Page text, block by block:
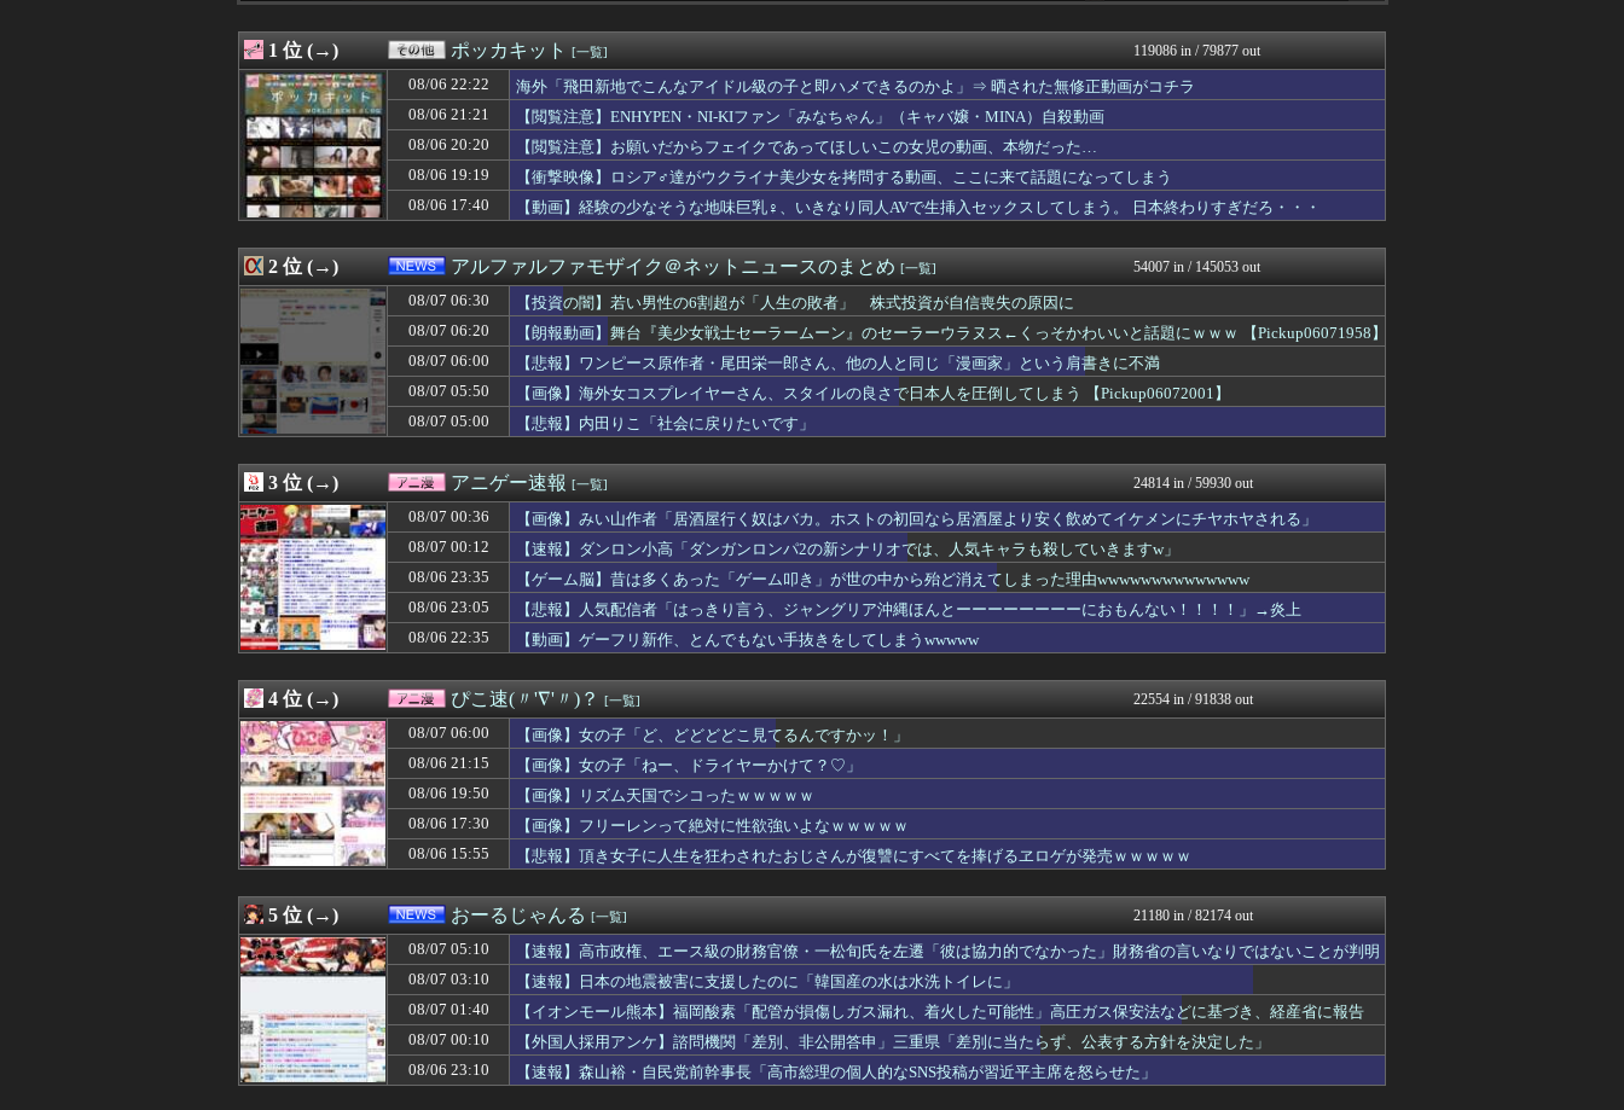
08/07 06:25
【悲報】パパ活でセッ○スしてきた結果ｗｗｗｗｗｗｗｗwwww
バズッター速報
08/07 06:24
店員さんにタメ口するやつｗｗｗｗｗｗｗｗｗｗｗｗｗｗｗｗｗｗｗｗｗｗｗｗ
まとめたニュース
08/07 06:22
シングルファーザーワイ、子供の担任と朝を迎える
はーとログ
08/07 06:21
アルゼンチンのファン、W杯決勝の再試合を求める署名活動を開始ｗｗｗ
Samurai GOAL
08/07 06:20
【朗報動画】舞台『美少女戦士セーラームーン』のセーラーウラヌス←くっそかわいい...
08/07 06:18
【朗報】幽遊白書の戸愚呂弟さん、地獄で最も過酷な冥獄界を選ぶｗｗｗ
08/07 06:18
【画像】田中みな実さんの妊娠後の胸がヤバいことになってる
アナ速‐女子アナ画像速報
08/07 06:18
【質問】ゴールデンに冠番組を持つ女アイドルがいないのは何故なのか？
AKB48タイムズ（AKB...
08/07 06:15
行方不明になった子の名前が「大和」だと知った。その名前について考えた結果、ネッ...
鬼女の宅配便 - 修羅場・...
08/07 06:12
【速報】影山優佳（25）、『爆弾発言』キタァアアアアアーーーーー！！
NEWSまとめもりー｜2c...
08/07 06:12
予定より早めに家に帰宅。リビングに「裸の嫁」と男がいた。まさかの不倫現場に遭遇...
浮気ちゃんねる
08/07 06:12
スタンミ「ジャングリア行ってきたんだけどほんとーーーにおもんない！！！！」
08/07 06:11
片山さつき（67）ちゃんの防災服ｗｗｗｗｗｗｗｗｗｗｗｗｗｗｗｗｗｗｗ（画像あ...
mashlife通信
08/07 06:10
【画像】女優・夏菜、ロンハーで無防備パンチラ
まとめ芸能＠美女画像まとめ...
08/07 06:10
【衝撃】21歳女が17歳のセイトの赤ちゃん妊娠→その理由がこれｗｗｗｗ
気団まとめ-噫無情-｜嫁・...
08/07 06:09
【8月7日発売決定】待望の新作がついに登場！ホロライブメンバーたちが熱い戦いを...
トレンドの通り道
08/07 06:09
【画像】ニートワイが親に送ったブチギレLINEがこちら
ぶる速-VIP
08/07 06:09
川上産業株式会社が10月よりプチプチ株式会社に社名変更
08/07 06:07
【悲報】札幌オリンピック、８割が賛成・・・・
あじあニュースちゃんねる
08/07 06:06
亡き母からの借金を半分しか返していない叔父がさらに金を貸してほしいと訪ねてきた...
修羅場ライフ速報
08/07 06:05
【画像あり】JC2「え、待って私の足長くない？（ﾊﾟｼｬﾘｗｗｗｗｗｗｗｗｗ)...
不思議.net - 5ch...
08/07 06:05
【動画】あのちゃん、放送事故を起こしてしまうｗｗｗｗｗｗｗ
女子アナお宝画像速報－5c...
08/07 06:05
【朗報】ジャンプが最も売れた1995年新年3・4合併号に載ってる作品がこちらｗ...
わんこーる速報！
08/07 06:05
毎日暑いから雪に関連する映画でも観ようと「生きてこそ」を借りたのね
子育てちゃんねる
08/07 06:05
パラノマサイトっていうゲームを2作連続クリアした
カンダタ速報
08/07 06:03
【緊急速報】韓国サッカー協会、ガチでワールドカップ予選での審判への性接待がバレ...
【サッカー まとめ】サカラ...
08/07 06:03
【画像】お前の姉ちゃんがこんなパンティみたいな服を着てきたらどうする？
08/07 06:01
【悲報】射殺されたオッサン、最近母を亡くして精神的ショックを受けていたと判明・...
VIPPER速報
08/07 06:01
【ウマ娘】あの目をしているドンちゃん。「どんどん美味しく実る…♡」
ウマ娘まとめ速報うまろぐ
08/07 06:00
覇権漫画ワンピースの主人公モンキー・D・ルフィさん、変わり果てた姿で発見される...
08/07 06:00
【FGO】チャイナドレス バーヴァン・シー Fate/GrandOrderのイ...
FGOまとめ速報
08/07 06:00
【ウルトラマン】ウルサマ後期のステージ観てきたんだけど
08/07 06:00
【遊戯王情報】闘いのロード 孔雀舞「城之内克也戦」紹介
08/07 06:00
ミノルのRUST配信見てたけど、マジでたいじリスナー民度低すぎだろ…
08/07 06:00
昨季60本塁打・OPS.948の『カル・ローリー』さんの今季の成績
日刊やきう速報
08/07 06:00
【画像】女の子「ど、どどどどこ見てるんですかッ！」
ぴこ速(〃'∇'〃)？
08/07 06:00
ワイの職場の後輩女子、かわいくていい匂いするけどマジでとんでもなく無能
キニ速
08/07 06:00
【悲報】ワンピース原作者・尾田栄一郎さん、他の人と同じ「漫画家」という肩書きに...
アルファルファモザイク＠ネ...
08/07 06:00
ストーリーをクリアした後が本番みたいなゲーム教えてくれ
ああ言えばForYou
08/07 06:00
長男嫁が「お姉ちゃん助けて」と電話してきた。バカトメが、雪の中うちの息子に会い...
かぞくちゃんねる
【会社】川上産業株式会社が10月よりプチプチ株式会社に社名変更
みそパンNEWS
08/07 06:00
【日本ハム】堀瑞輝「この場面で任せる監督が悪いと思って」火消し成功で3勝目
ファイターズ王国＠日ハムま...
08/07 06:00
【ラブライブ！】侑ちゃんもミアちゃん(14歳)に押し倒されるくらい弱いんだよね...
コンテンツ・声優 | ラブ...
08/07 05:58
佐久間宣行『（井上和に対して）あの子売れますよ』
乃木坂46まとめ 乃木りん...
08/07 05:55
中国人22人がタイの空港で搭乗拒否される、警備員が「つり目」ジェスチャー―香港...
国難にあってもの申す！！
1 位 (→) ポッカキット [一覧] 119086 in / 79877 out
08/06 22:22
海外「飛田新地でこんなアイドル級の子と即ハメできるのかよ」⇒ 晒された無修正動画がコチラ
08/06 21:21
【閲覧注意】ENHYPEN・NI-KIファン「みなちゃん」（キャバ嬢・MINA）自殺動画
08/06 20:20
【閲覧注意】お願いだからフェイクであってほしいこの女児の動画、本物だった…
08/06 19:19
【衝撃映像】ロシア♂達がウクライナ美少女を拷問する動画、ここに来て話題になってしまう
08/06 17:40
【動画】経験の少なそうな地味巨乳♀、いきなり同人AVで生挿入セックスしてしまう。 日本終わりすぎだろ・・・
2 位 (→) アルファルファモザイク＠ネットニュースのまとめ [一覧] 54007 in / 145053 out
08/07 06:30
【投資の闇】若い男性の6割超が「人生の敗者」 株式投資が自信喪失の原因に
08/07 06:20
【朗報動画】舞台『美少女戦士セーラームーン』のセーラーウラヌス←くっそかわいいと話題にｗｗｗ 【Pickup06071958】
08/07 06:00
【悲報】ワンピース原作者・尾田栄一郎さん、他の人と同じ「漫画家」という肩書きに不満
08/07 05:50
【画像】海外女コスプレイヤーさん、スタイルの良さで日本人を圧倒してしまう 【Pickup06072001】
08/07 05:00
【悲報】内田りこ「社会に戻りたいです」
3 位 (→) アニゲー速報 [一覧] 24814 in / 59930 out
08/07 00:36
【画像】みい山作者「居酒屋行く奴はバカ。ホストの初回なら居酒屋より安く飲めてイケメンにチヤホヤされる」
08/07 00:12
【速報】ダンロン小高「ダンガンロンパ2の新シナリオでは、人気キャラも殺していきますw」
08/06 23:35
【ゲーム脳】昔は多くあった「ゲーム叩き」が世の中から殆ど消えてしまった理由wwwwwwwwwwwwww
08/06 23:05
【悲報】人気配信者「はっきり言う、ジャングリア沖縄ほんとーーーーーーーーにおもんない！！！！」→炎上
08/06 22:35
【動画】ゲーフリ新作、とんでもない手抜きをしてしまうwwwww
4 位 (→) ぴこ速(〃'∇'〃)？ [一覧] 22554 in / 91838 out
08/07 06:00
【画像】女の子「ど、どどどどこ見てるんですかッ！」
08/06 21:15
【画像】女の子「ねー、ドライヤーかけて？♡」
08/06 19:50
【画像】リズム天国でシコったｗｗｗｗｗ
08/06 17:30
【画像】フリーレンって絶対に性欲強いよなｗｗｗｗｗ
08/06 15:55
【悲報】頂き女子に人生を狂わされたおじさんが復讐にすべてを捧げるヱロゲが発売ｗｗｗｗｗ
5 位 (→) おーるじゃんる [一覧] 21180 in / 82174 out
08/07 05:10
【速報】高市政権、エース級の財務官僚・一松旬氏を左遷「彼は協力的でなかった」財務省の言いなりではないことが判明
08/07 03:10
【速報】日本の地震被害に支援したのに「韓国産の水は水洗トイレに」
08/07 01:40
【イオンモール熊本】福岡酸素「配管が損傷しガス漏れ、着火した可能性」高圧ガス保安法などに基づき、経産省に報告
08/07 00:10
【外国人採用アンケ】諮問機関「差別、非公開答申」三重県「差別に当たらず、公表する方針を決定した」
08/06 23:10
【速報】森山裕・自民党前幹事長「高市総理の個人的なSNS投稿が習近平主席を怒らせた」